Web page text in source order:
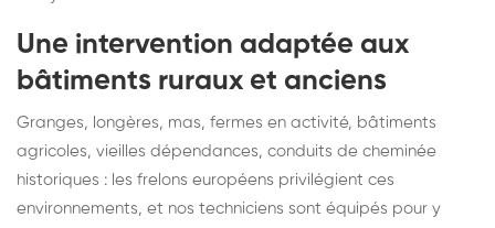
Une intervention adaptée aux
bâtiments ruraux et anciens
Granges, longères, mas, fermes en activité, bâtiments
agricoles, vieilles dépendances, conduits de cheminée
historiques : les frelons européens privilégient ces
environnements, et nos techniciens sont équipés pour y